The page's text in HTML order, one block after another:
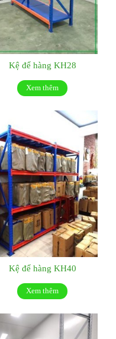
Kệ để hàng KH28
Xem thêm
Kệ để hàng KH40
Xem thêm